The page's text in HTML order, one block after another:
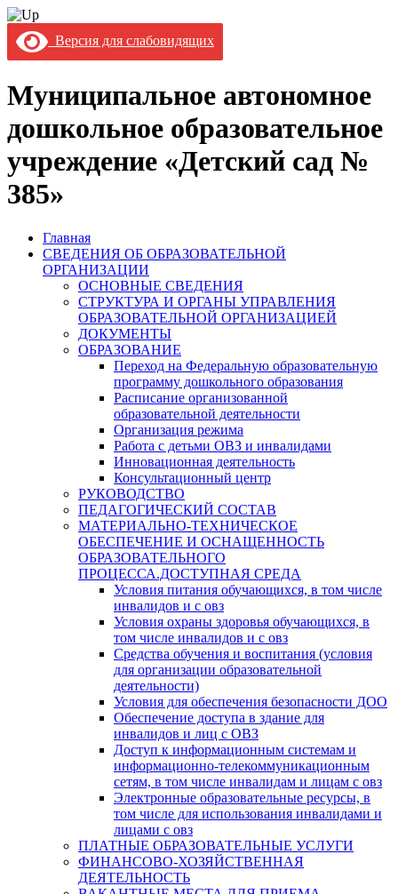
Версия для слабовидящих
Муниципальное автономное
дошкольное образовательное
учреждение «Детский сад №
385»
Главная
СВЕДЕНИЯ ОБ ОБРАЗОВАТЕЛЬНОЙ
ОРГАНИЗАЦИИ
ОСНОВНЫЕ СВЕДЕНИЯ
СТРУКТУРА И ОРГАНЫ УПРАВЛЕНИЯ
ОБРАЗОВАТЕЛЬНОЙ ОРГАНИЗАЦИЕЙ
ДОКУМЕНТЫ
ОБРАЗОВАНИЕ
Переход на Федеральную образовательную
программу дошкольного образования
Расписание организованной
образовательной деятельности
Организация режима
Работа с детьми ОВЗ и инвалидами
Инновационная деятельность
Консультационный центр
РУКОВОДСТВО
ПЕДАГОГИЧЕСКИЙ СОСТАВ
МАТЕРИАЛЬНО-ТЕХНИЧЕСКОЕ
ОБЕСПЕЧЕНИЕ И ОСНАЩЕННОСТЬ
ОБРАЗОВАТЕЛЬНОГО
ПРОЦЕССА.ДОСТУПНАЯ СРЕДА
Условия питания обучающихся, в том числе
инвалидов и с овз
Условия охраны здоровья обучающихся, в
том числе инвалидов и с овз
Средства обучения и воспитания (условия
для организации образовательной
деятельности)
Условия для обеспечения безопасности ДОО
Обеспечение доступа в здание для
инвалидов и лиц с ОВЗ
Доступ к информационным системам и
информационно-телекоммуникационным
сетям, в том числе инвалидам и лицам с овз
Электронные образовательные ресурсы, в
том числе для использования инвалидами и
лицами с овз
ПЛАТНЫЕ ОБРАЗОВАТЕЛЬНЫЕ УСЛУГИ
ФИНАНСОВО-ХОЗЯЙСТВЕННАЯ
ДЕЯТЕЛЬНОСТЬ